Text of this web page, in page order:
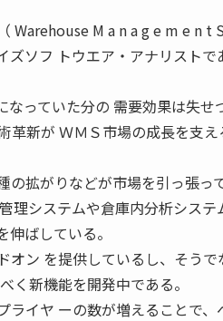
Warehouse M a n a g e m e n t
ソフ トウエア・アナリストで
なっていた分の 需要効果は失せ
革新が ＷＭＳ市場の成長を支
拡がりなどが市場を引っ張っ
システムや倉庫内分析システ
ばしている。
ン を提供しているし、そうで
く新機能を開発中である。
イヤ ーの数が増えることで、